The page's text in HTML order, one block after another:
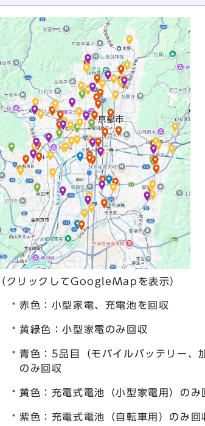
（クリックしてGoogleMapを表示）
赤色：小型家電、充電池を回収
黄緑色：小型家電のみ回収
青色：5品目（モバイルバッテリー、
のみ回収
黄色：充電式電池（小型家電用）の
紫色：充電式電池（自転車用）のみ